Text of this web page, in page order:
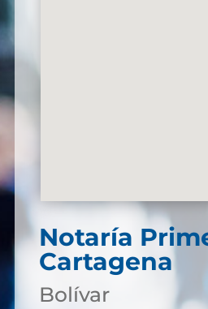
Notaría
Cartagena
Bolívar